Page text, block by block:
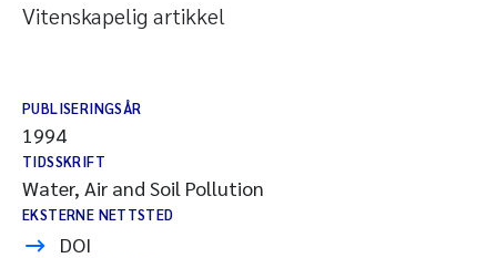
Vitenskapelig artikkel
PUBLISERINGSÅR
1994
TIDSSKRIFT
Water, Air and Soil Pollution
EKSTERNE NETTSTED
DOI